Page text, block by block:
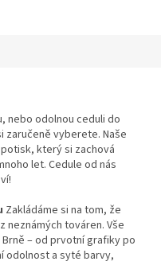
nebo odolnou ceduli do
zaručeně vyberete. Naše
který si zachová
let. Cedule od nás
Zakládáme si na tom, že
neznámých továren. Vše
– od prvotní grafiky po
odolnost a syté barvy,